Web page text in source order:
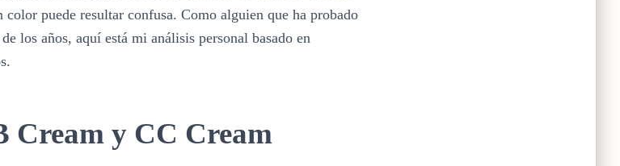
puede resultar confusa. Como alguien que ha probado
los años, aquí está mi análisis personal basado en
Cream y CC Cream